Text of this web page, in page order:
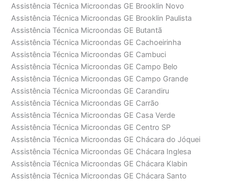
Assistência Técnica Microondas GE Brooklin Novo
Assistência Técnica Microondas GE Brooklin Paulista
Assistência Técnica Microondas GE Butantã
Assistência Técnica Microondas GE Cachoeirinha
Assistência Técnica Microondas GE Cambuci
Assistência Técnica Microondas GE Campo Belo
Assistência Técnica Microondas GE Campo Grande
Assistência Técnica Microondas GE Carandiru
Assistência Técnica Microondas GE Carrão
Assistência Técnica Microondas GE Casa Verde
Assistência Técnica Microondas GE Centro SP
Assistência Técnica Microondas GE Chácara do Jóquei
Assistência Técnica Microondas GE Chácara Inglesa
Assistência Técnica Microondas GE Chácara Klabin
Assistência Técnica Microondas GE Chácara Santo